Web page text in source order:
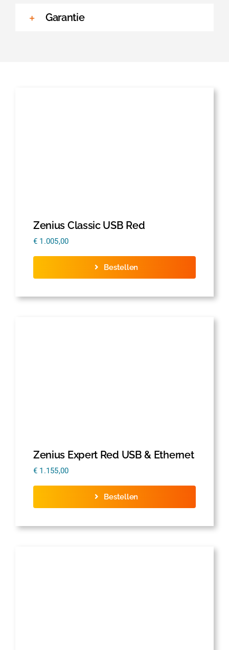
Garantie
Zenius Classic USB Red
€ 1.005,00
Bestellen
Zenius Expert Red USB & Ethernet
€ 1.155,00
Bestellen